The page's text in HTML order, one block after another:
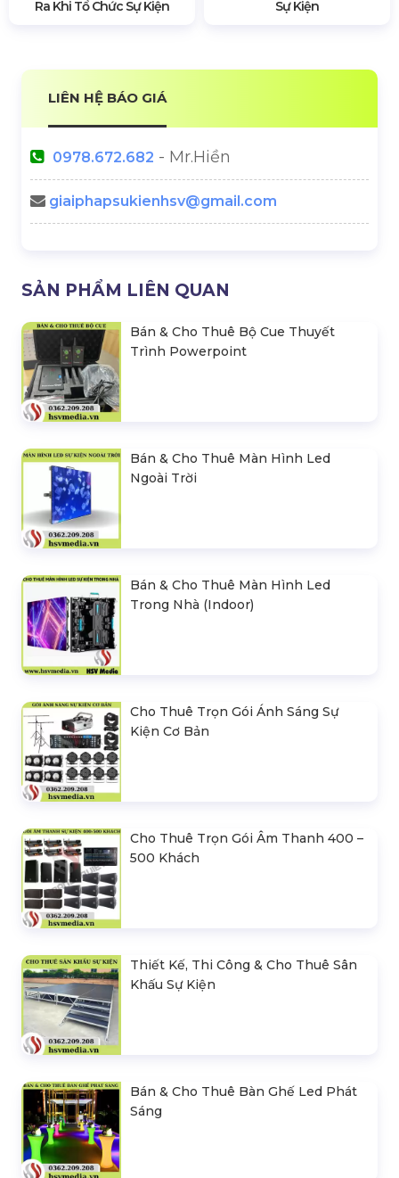
Ra Khi Tổ Chức Sự Kiện
Sự Kiện
LIÊN HỆ BÁO GIÁ
0978.672.682 - Mr.Hiền
giaiphapsukienhsv@gmail.com
SẢN PHẨM LIÊN QUAN
Bán & Cho Thuê Bộ Cue Thuyết
Trình Powerpoint
Bán & Cho Thuê Màn Hình Led
Ngoài Trời
Bán & Cho Thuê Màn Hình Led
Trong Nhà (Indoor)
Cho Thuê Trọn Gói Ánh Sáng Sự
Kiện Cơ Bản
Cho Thuê Trọn Gói Âm Thanh 400 –
500 Khách
Thiết Kế, Thi Công & Cho Thuê Sân
Khấu Sự Kiện
Bán & Cho Thuê Bàn Ghế Led Phát
Sáng